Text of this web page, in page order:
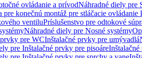
ovládanie a prívodNáhradné diely pre
pre konečnú montáž pre stláčacie ovládanie
ventiluPríslušenstvo pre odtokové
Náhradné diely pre Nosné systémy
pre WCInštalačné prvky pre umývadlá
pre Inštalačné prvky pre pisoáre